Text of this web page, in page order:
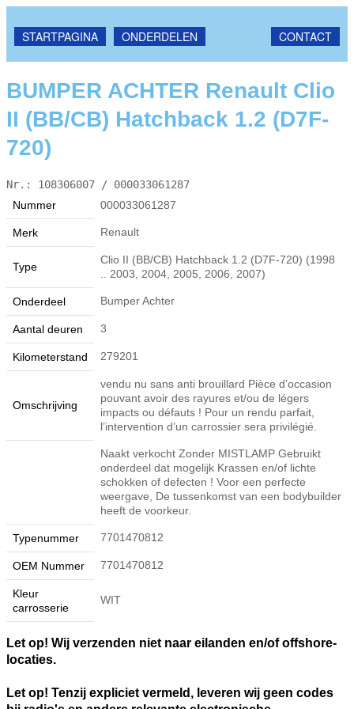
STARTPAGINA ONDERDELEN CONTACT
BUMPER ACHTER Renault Clio
II (BB/CB) Hatchback 1.2 (D7F-
720)
Nr.: 108306007 / 000033061287
Nummer
000033061287
Merk Renault
Type
Clio II (BB/CB) Hatchback 1.2 (D7F-720) (1998
.. 2003, 2004, 2005, 2006, 2007)
Onderdeel Bumper Achter
Aantal deuren 3
Kilometerstand 279201
Omschrijving
vendu nu sans anti brouillard Pièce d’occasion
pouvant avoir des rayures et/ou de légers
impacts ou défauts ! Pour un rendu parfait,
l’intervention d’un carrossier sera privilégié.
Naakt verkocht Zonder MISTLAMP Gebruikt
onderdeel dat mogelijk Krassen en/of lichte
schokken of defecten ! Voor een perfecte
weergave, De tussenkomst van een bodybuilder
heeft de voorkeur.
Typenummer 7701470812
OEM Nummer 7701470812
Kleur
carrosserie
WIT
Let op! Wij verzenden niet naar eilanden en/of offshore-
locaties.
Let op! Tenzij expliciet vermeld, leveren wij geen codes